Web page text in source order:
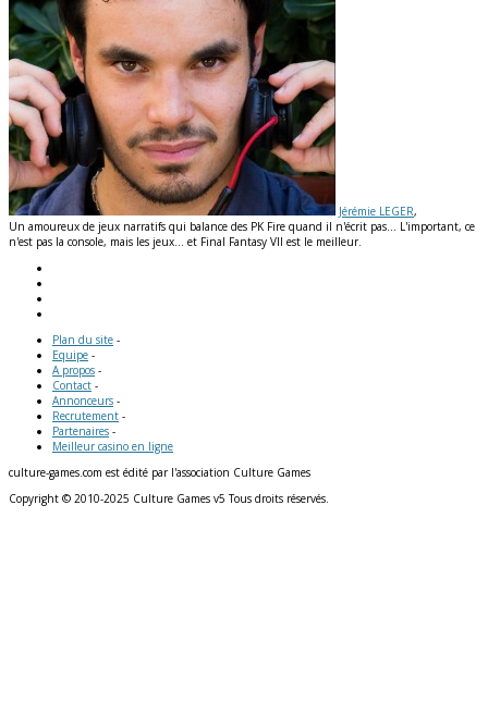
Jérémie LEGER,
Un amoureux de jeux narratifs qui balance des PK Fire quand il n'écrit pas... L'important, ce
n'est pas la console, mais les jeux... et Final Fantasy VII est le meilleur.
Plan du site -
Equipe -
A propos -
Contact -
Annonceurs -
Recrutement -
Partenaires -
Meilleur casino en ligne
culture-games.com est édité par l'association Culture Games
Copyright © 2010-2025 Culture Games v5 Tous droits réservés.